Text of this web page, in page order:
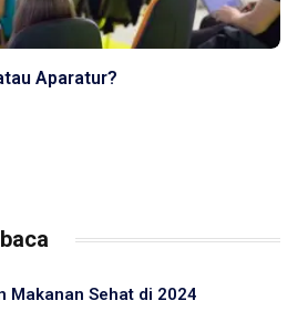
Aparatur?
Makanan Sehat di 2024